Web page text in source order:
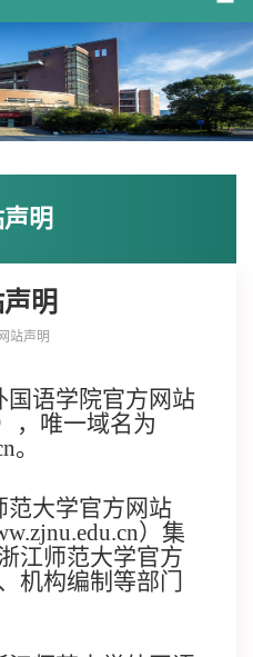
明
明
网站声明
国语学院官方网站
，唯一域名为
。
范大学官方网站
.zjnu.edu.cn）集
江师范大学官方
机构编制等部门